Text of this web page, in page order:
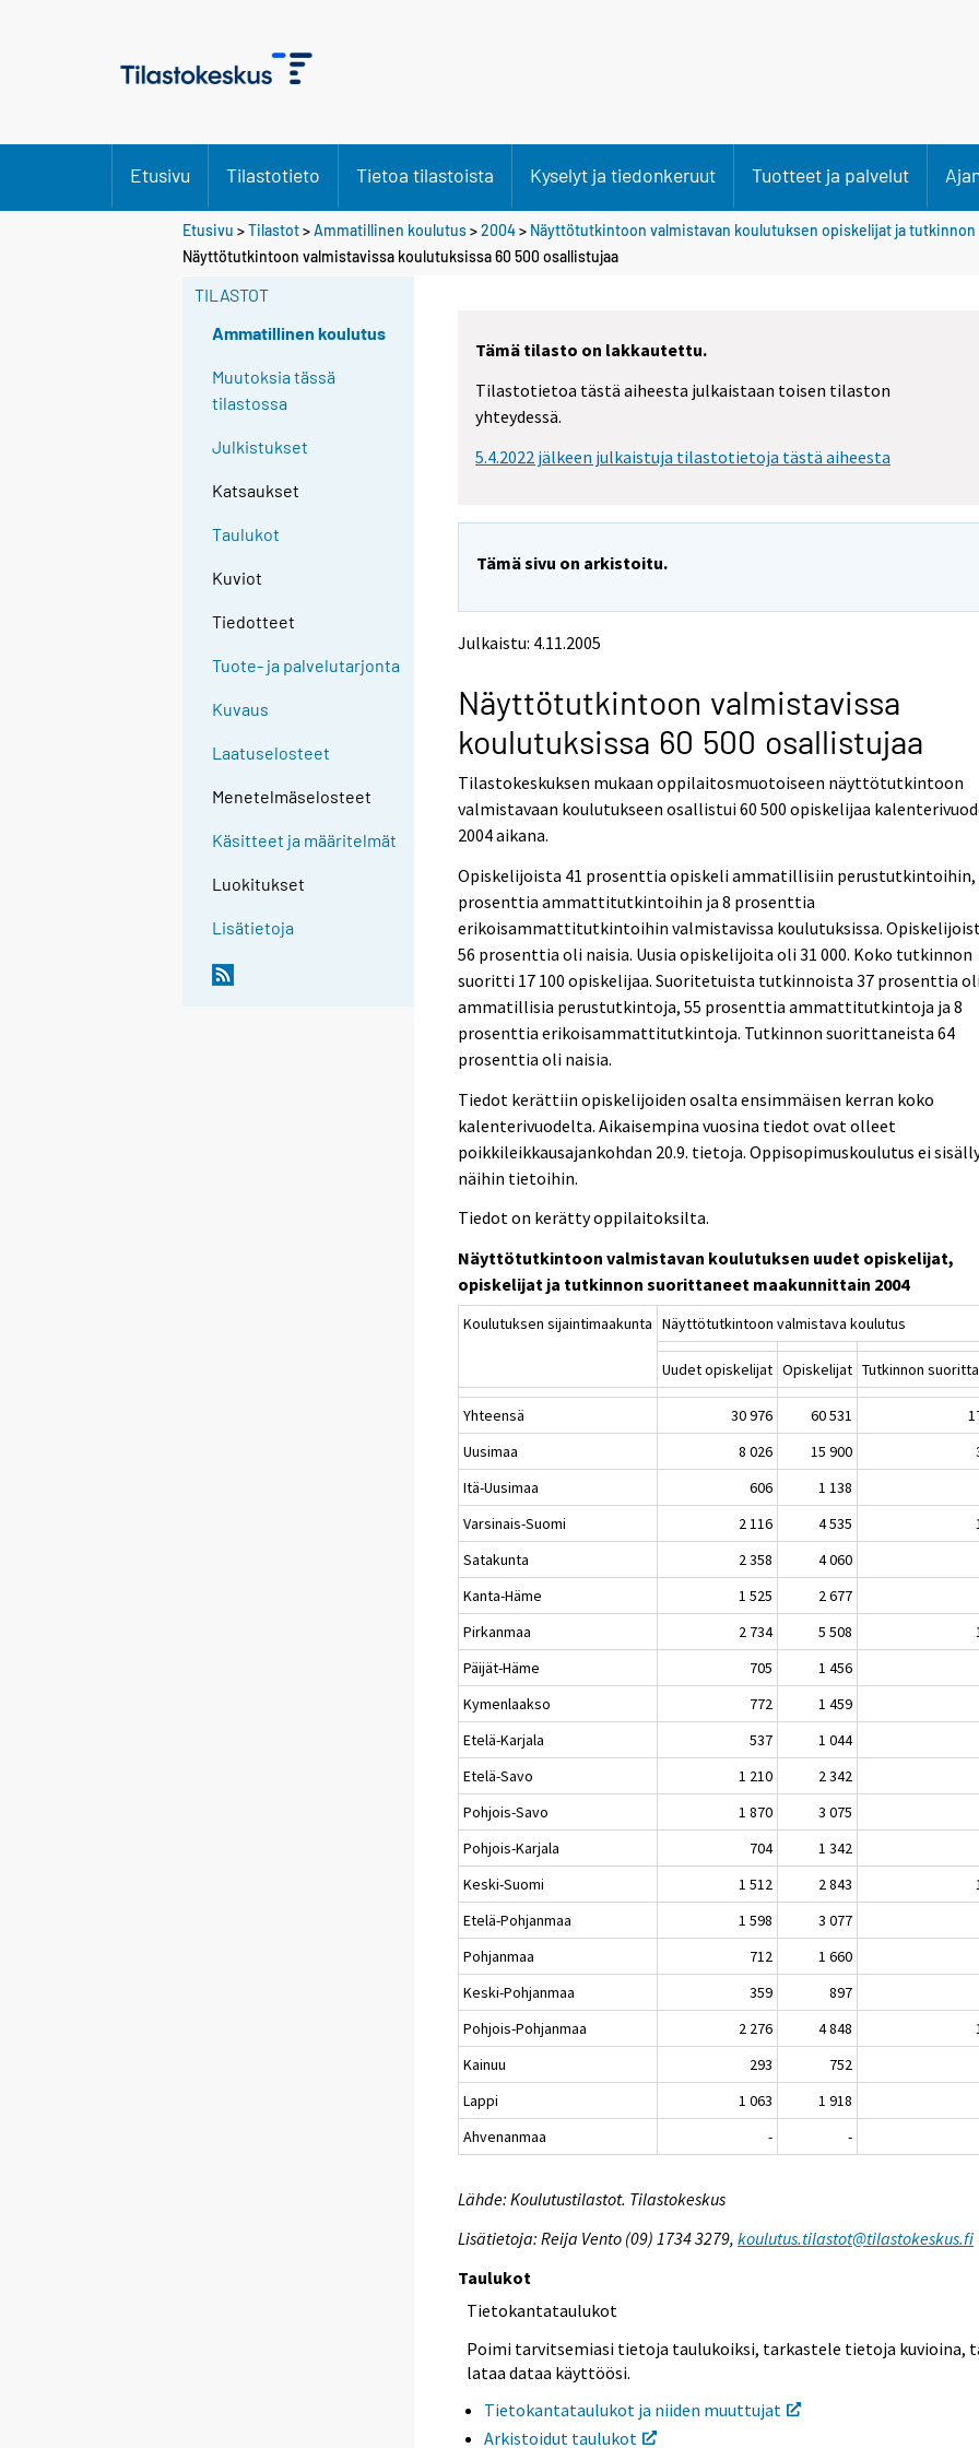
Etusivu Tilastotieto Tietoa tilastoista Kyselyt ja tiedonkeruut Tuotteet ja palvelut
Etusivu >Tilastot>Ammatillinen koulutus>2004> Näyttötutkintoon valmistavan koulutuksen opiskelijat ja
Näyttötutkintoon valmistavissa koulutuksissa 60 500 osallistujaa
TILASTOT
Ammatillinen koulutus
Muutoksia tässä
tilastossa
Julkistukset
Katsaukset
Taulukot
Kuviot
Tiedotteet
Tuote- ja palvelutarjonta
Kuvaus
Laatuselosteet
Menetelmäselosteet
Käsitteet ja määritelmät
Luokitukset
Lisätietoja
Tämä tilasto on lakkautettu.
Tilastotietoa tästä aiheesta julkaistaan toisen tilaston
yhteydessä.
5.4.2022 jälkeen julkaistuja tilastotietoja tästä aiheesta
Tämä sivu on arkistoitu.
Julkaistu: 4.11.2005
Näyttötutkintoon valmistavissa
koulutuksissa 60 500 osallistujaa
Tilastokeskuksen mukaan oppilaitosmuotoiseen näyttötutkintoon
valmistavaan koulutukseen osallistui 60 500 opiskelijaa
2004 aikana.
Opiskelijoista 41 prosenttia opiskeli ammatillisiin perustutkintoihin,
prosenttia ammattitutkintoihin ja 8 prosenttia
erikoisammattitutkintoihin valmistavissa koulutuksissa.
56 prosenttia oli naisia. Uusia opiskelijoita oli 31 000. Koko tutkinnon
suoritti 17 100 opiskelijaa. Suoritetuista tutkinnoista 37 prosenttia
ammatillisia perustutkintoja, 55 prosenttia ammattitutkintoja ja 8
prosenttia erikoisammattitutkintoja. Tutkinnon suorittaneista 64
prosenttia oli naisia.
Tiedot kerättiin opiskelijoiden osalta ensimmäisen kerran koko
kalenterivuodelta. Aikaisempina vuosina tiedot ovat olleet
poikkileikkausajankohdan 20.9. tietoja. Oppisopimuskoulutus ei
näihin tietoihin.
Tiedot on kerätty oppilaitoksilta.
Näyttötutkintoon valmistavan koulutuksen uudet opiskelijat,
opiskelijat ja tutkinnon suorittaneet maakunnittain 2004
Koulutuksen sijaintimaakunta Näyttötutkintoon valmistava koulutus
Uudet opiskelijat Opiskelijat Tutkinnon
Yhteensä 30 976 60 531
Uusimaa
8 026 15 900
Itä-Uusimaa
606
1 138
Varsinais-Suomi
2 116 4 535
Satakunta
2 358
4 060
Kanta-Häme
1 525
2 677
Pirkanmaa
2 734 5 508
Päijät-Häme
705
1 456
Kymenlaakso
772
1 459
Etelä-Karjala
537
1 044
Etelä-Savo
1 210
2 342
Pohjois-Savo
1 870
3 075
Pohjois-Karjala
704
1 342
Keski-Suomi
1 512 2 843
Etelä-Pohjanmaa
1 598
3 077
Pohjanmaa
712
1 660
Keski-Pohjanmaa
359
897
Pohjois-Pohjanmaa
2 276 4 848
Kainuu
293
752
Lappi
1 063
1 918
Ahvenanmaa
- -
Lähde: Koulutustilastot. Tilastokeskus
Lisätietoja: Reija Vento (09) 1734 3279,koulutus.tilastot@tilastokeskus.fi
Taulukot
Tietokantataulukot
Poimi tarvitsemiasi tietoja taulukoiksi, tarkastele tietoja kuvioina,
lataa dataa käyttöösi.
Tietokantataulukot ja niiden muuttujat
S
i
Arkistoidut taulukot
S
i